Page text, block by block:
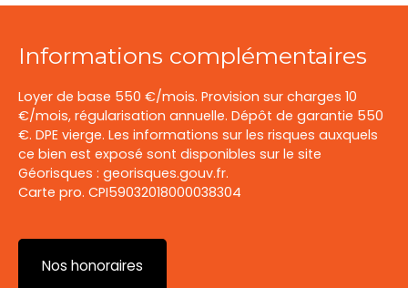
Informations complémentaires
Loyer de base 550 €/mois. Provision sur charges 10
€/mois, régularisation annuelle. Dépôt de garantie 550
€. DPE vierge. Les informations sur les risques auxquels
ce bien est exposé sont disponibles sur le site
Géorisques : georisques.gouv.fr.
Carte pro. CPI59032018000038304
Nos honoraires